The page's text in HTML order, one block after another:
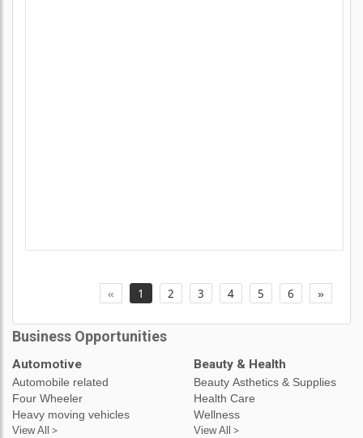
« 1 2 3 4 5 6 »
Business Opportunities
Automotive
Automobile related
Four Wheeler
Heavy moving vehicles
View All >
Beauty & Health
Beauty Asthetics & Supplies
Health Care
Wellness
View All >